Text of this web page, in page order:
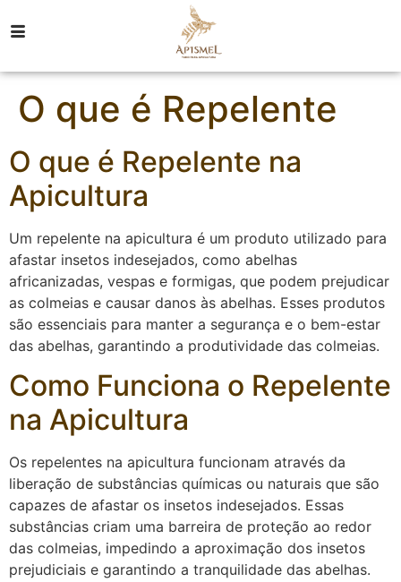
O que é Repelente
O que é Repelente na
Apicultura
Um repelente na apicultura é um produto utilizado para
afastar insetos indesejados, como abelhas
africanizadas, vespas e formigas, que podem prejudicar
as colmeias e causar danos às abelhas. Esses produtos
são essenciais para manter a segurança e o bem-estar
das abelhas, garantindo a produtividade das colmeias.
Como Funciona o Repelente
na Apicultura
Os repelentes na apicultura funcionam através da
liberação de substâncias químicas ou naturais que são
capazes de afastar os insetos indesejados. Essas
substâncias criam uma barreira de proteção ao redor
das colmeias, impedindo a aproximação dos insetos
prejudiciais e garantindo a tranquilidade das abelhas.